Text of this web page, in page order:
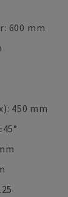
600 mm
450 mm